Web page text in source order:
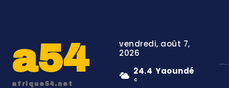
a54
afrique54.net
vendredi, août 7,
2026
24.4
C
Yaoundé